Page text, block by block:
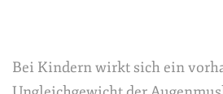
Bei Kindern wirkt sich ein